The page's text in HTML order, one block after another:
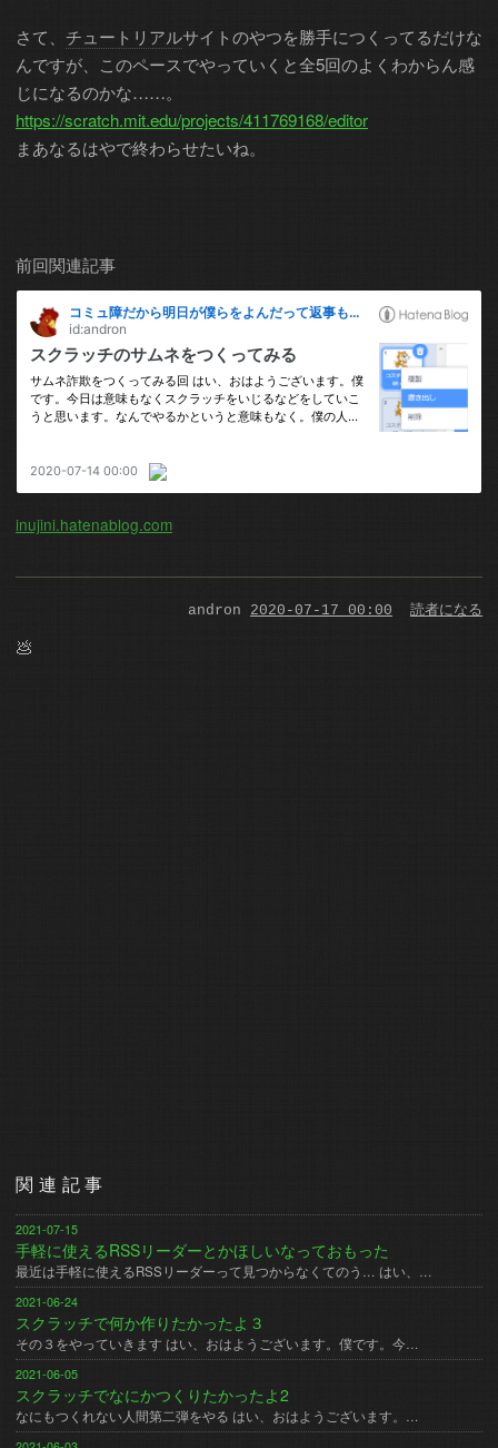
さて、 チュートリアルサイトのやつを勝手につくってるだけな
んですが、このペースでやっていくと全5回のよくわからん感
じになるのかな……。
https://scratch.mit.edu/projects/411769168/editor
まあなるはやで終わらせたいね。
前回関連記事
inujini.hatenablog.com
andron 2020-07-17 00:00 読者になる
関連記事
2021-07-15
手軽に使えるRSSリーダーとかほしいなっておもった
最近は手軽に使えるRSSリーダーって見つからなくてのう… はい、…
2021-06-24
スクラッチで何か作りたかったよ３
その３をやっていきます はい、おはようございます。僕です。今…
2021-06-05
スクラッチでなにかつくりたかったよ2
なにもつくれない人間第二弾をやる はい、おはようございます。…